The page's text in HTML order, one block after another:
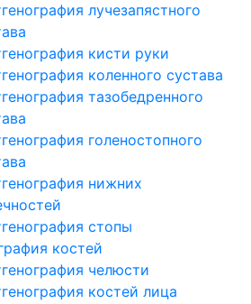
лучезапястного
кисти руки
коленного сустава
тазобедренного
голеностопного
нижних
стопы
костей
челюсти
костей лица